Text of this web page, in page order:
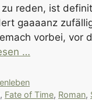
reden, ist
gaaaanz
vorbei, vor
…
, Fate of Time, Roman,